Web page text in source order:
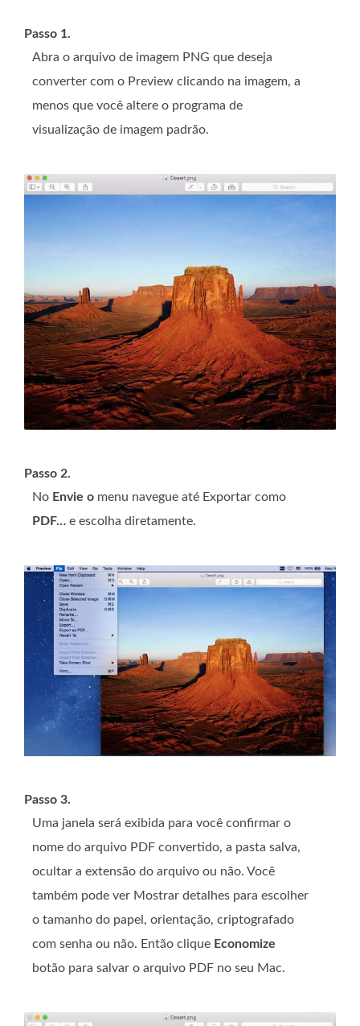
Passo 1.
Abra o arquivo de imagem PNG que deseja
converter com o Preview clicando na imagem, a
menos que você altere o programa de
visualização de imagem padrão.
Passo 2.
No Envie o menu navegue até Exportar como
PDF… e escolha diretamente.
Passo 3.
Uma janela será exibida para você confirmar o
nome do arquivo PDF convertido, a pasta salva,
ocultar a extensão do arquivo ou não. Você
também pode ver Mostrar detalhes para escolher
o tamanho do papel, orientação, criptografado
com senha ou não. Então clique Economize
botão para salvar o arquivo PDF no seu Mac.